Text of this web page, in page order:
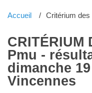
Accueil Critérium des
CRITÉRIUM
Pmu -
dimanche
Vincennes